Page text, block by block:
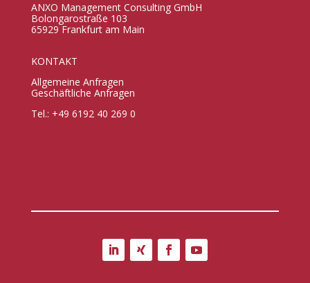
ANXO Management Consulting GmbH
Bolongarostraße 103
65929 Frankfurt am Main
KONTAKT
Allgemeine Anfragen
Geschäftliche Anfragen
Tel.: +49 6192 40 269 0